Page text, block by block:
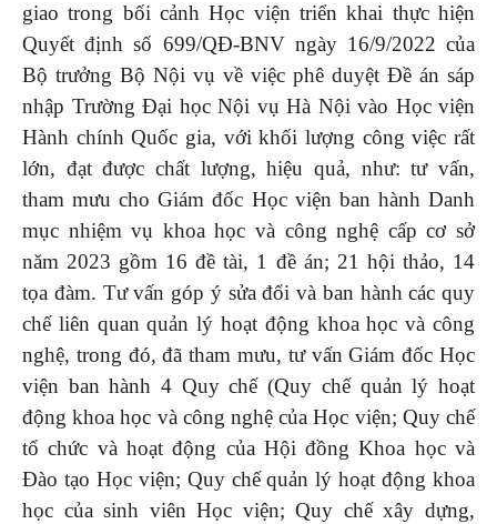
giao trong bối cảnh Học viện triển khai thực hiện
Quyết định số 699/QĐ-BNV ngày 16/9/2022 của
Bộ trưởng Bộ Nội vụ về việc phê duyệt Đề án sáp
nhập Trường Đại học Nội vụ Hà Nội vào Học viện
Hành chính Quốc gia, với khối lượng công việc rất
lớn, đạt được chất lượng, hiệu quả, như: tư vấn,
tham mưu cho Giám đốc Học viện ban hành Danh
mục nhiệm vụ khoa học và công nghệ cấp cơ sở
năm 2023 gồm 16 đề tài, 1 đề án; 21 hội thảo, 14
tọa đàm. Tư vấn góp ý sửa đổi và ban hành các quy
chế liên quan quản lý hoạt động khoa học và công
nghệ, trong đó, đã tham mưu, tư vấn Giám đốc Học
viện ban hành 4 Quy chế (Quy chế quản lý hoạt
động khoa học và công nghệ của Học viện; Quy chế
tổ chức và hoạt động của Hội đồng Khoa học và
Đào tạo Học viện; Quy chế quản lý hoạt động khoa
học của sinh viên Học viện; Quy chế xây dựng,